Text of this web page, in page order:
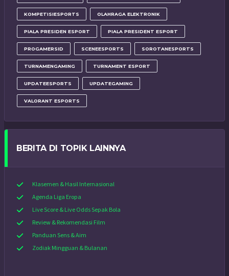
KOMPETISIESPORTS OLAHRAGA ELEKTRONIK
PIALA PRESIDEN ESPORT PIALA PRESIDENT ESPORT
PROGAMERSID SCENEESPORTS SOROTANESPORTS
TURNAMENGAMING TURNAMENT ESPORT
UPDATEESPORTS UPDATEGAMING
VALORANT ESPORTS
BERITA DI TOPIK LAINNYA
Klasemen & Hasil Internasional
Agenda Liga Eropa
Live Score & Live Odds Sepak Bola
Review & Rekomendasi Film
Panduan Sens & Aim
Zodiak Mingguan & Bulanan